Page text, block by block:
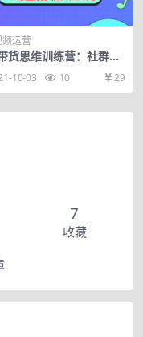
运营
货思维训练营：社群
万
10-03 10 29
7
收藏